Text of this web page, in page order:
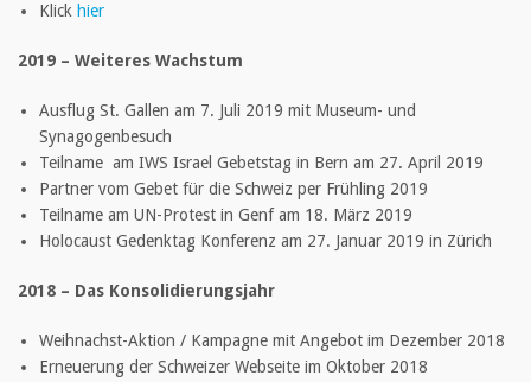
Klick hier
2019 – Weiteres Wachstum
Ausflug St. Gallen am 7. Juli 2019 mit Museum- und
Synagogenbesuch
Teilname am IWS Israel Gebetstag in Bern am 27. April 2019
Partner vom Gebet für die Schweiz per Frühling 2019
Teilname am UN-Protest in Genf am 18. März 2019
Holocaust Gedenktag Konferenz am 27. Januar 2019 in Zürich
2018 – Das Konsolidierungsjahr
Weihnachst-Aktion / Kampagne mit Angebot im Dezember 2018
Erneuerung der Schweizer Webseite im Oktober 2018